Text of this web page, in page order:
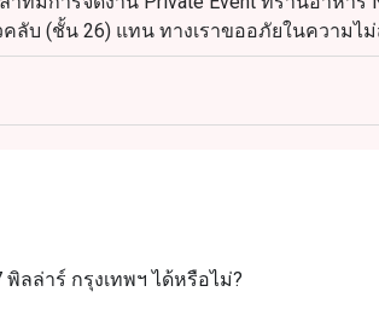
ลับ (ชั้น 26) แทน ทางเราขออภัยในความไ
ลล่าร์ กรุงเทพฯ ได้หรือไม่?